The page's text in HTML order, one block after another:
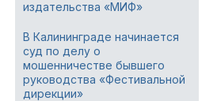
издательства «МИФ»
В Калининграде начинается
суд по делу о
мошенничестве бывшего
руководства «Фестивальной
дирекции»